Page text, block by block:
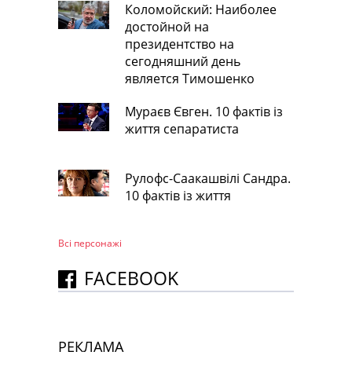
Коломойский: Наиболее
достойной на
президентство на
сегодняшний день
является Тимошенко
Мураєв Євген. 10 фактів із
життя сепаратиста
Рулофс-Саакашвілі Сандра.
10 фактів із життя
Всі персонажi
FACEBOOK
РЕКЛАМА